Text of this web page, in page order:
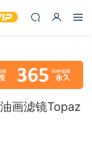
画滤镜Topaz